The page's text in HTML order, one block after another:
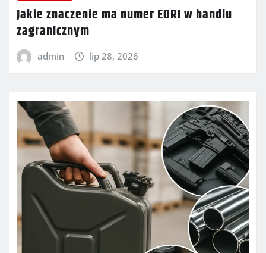
Jakie znaczenie ma numer EORI w handlu
zagranicznym
admin lip 28, 2026